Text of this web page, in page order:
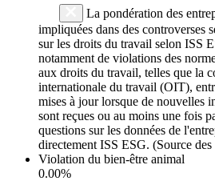
La pondération des
impliquées dans des controverses
sur les droits du travail selon ISS
notamment de violations des
aux droits du travail, telles que la
internationale du travail (OIT),
mises à jour lorsque de nouvelles
sont reçues ou au moins une fois
questions sur les données de
directement ISS ESG. (Source
Violation du bien-être animal
0.00%